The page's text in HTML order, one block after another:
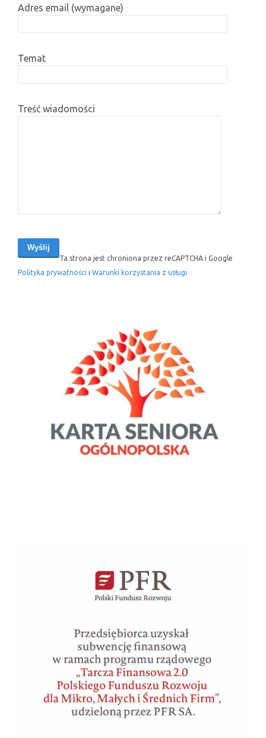
Adres email (wymagane)
Temat
Treść wiadomości
Ta strona jest chroniona przez reCAPTCHA i Google
Polityka prywatności i Warunki korzystania z usługi